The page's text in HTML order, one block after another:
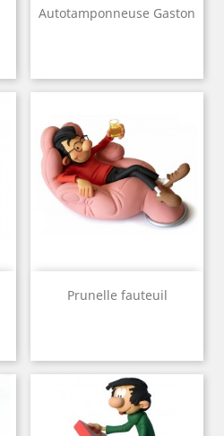
Autotamponneuse Gaston
Prunelle fauteuil